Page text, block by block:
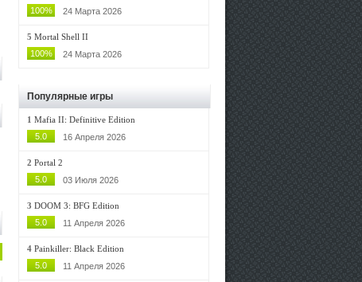
100%
24 Марта 2026
5 Mortal Shell II
100%
24 Марта 2026
Популярные игры
1 Mafia II: Definitive Edition
5.0
16 Апреля 2026
2 Portal 2
5.0
03 Июля 2026
3 DOOM 3: BFG Edition
5.0
11 Апреля 2026
4 Painkiller: Black Edition
5.0
11 Апреля 2026